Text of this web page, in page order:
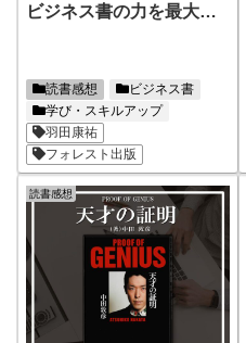
ビジネス書の力を最大限
につなげる読書法が分か
る！読書感想
ビジネス書
学び・スキルアップ
羽田康祐
フォレスト出版
読書感想